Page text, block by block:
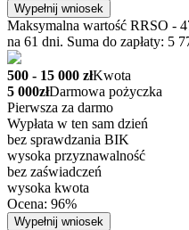
Wypełnij wniosek
Maksymalna wartość RRSO -
na 61 dni. Suma do zapłaty: 5
500 - 15 000 złKwota
5 000złDarmowa pożyczka
Pierwsza za darmo
Wypłata w ten sam dzień
bez sprawdzania BIK
wysoka przyznawalność
bez zaświadczeń
wysoka kwota
Ocena: 96%
Wypełnij wniosek